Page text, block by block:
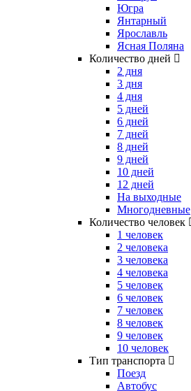
Югра
Янтарный
Ярославль
Ясная Поляна
Количество дней
2 дня
3 дня
4 дня
5 дней
6 дней
7 дней
8 дней
9 дней
10 дней
12 дней
На выходные
Многодневные
Количество человек
1 человек
2 человека
3 человека
4 человека
5 человек
6 человек
7 человек
8 человек
9 человек
10 человек
Тип транспорта
Поезд
Автобус